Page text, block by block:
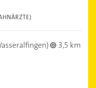
3,5 km